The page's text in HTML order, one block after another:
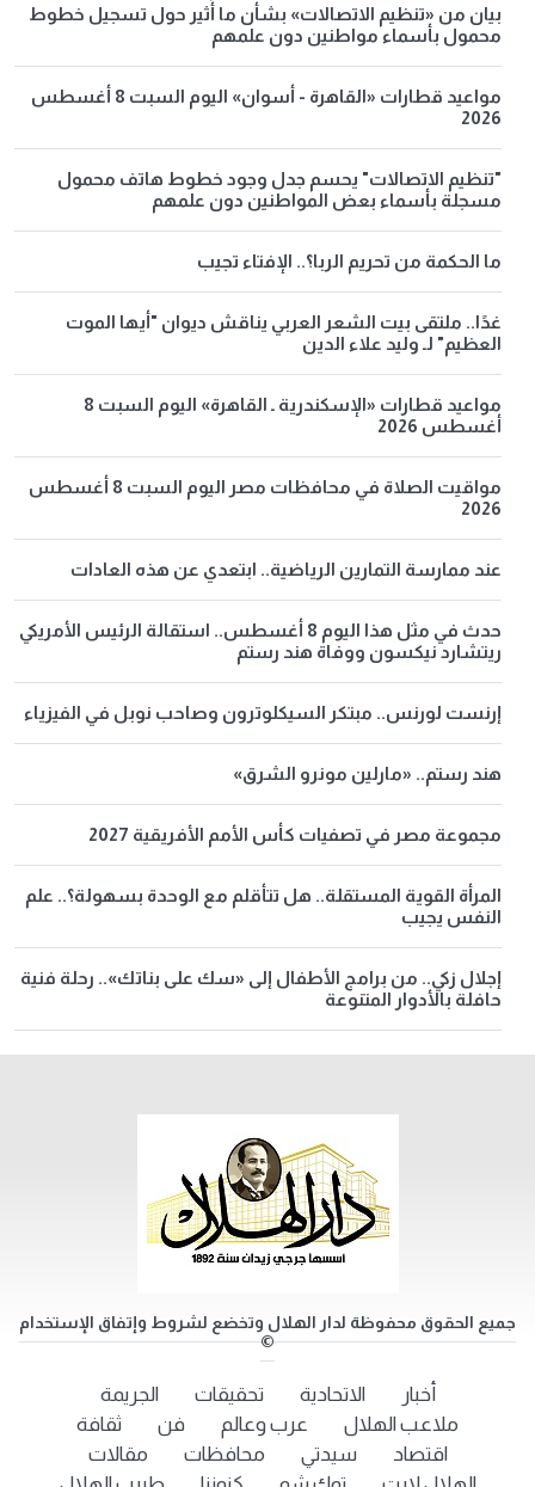
بيان من «تنظيم الاتصالات» بشأن ما أُثير حول تسجيل خطوط
محمول بأسماء مواطنين دون علمهم
مواعيد قطارات «القاهرة - أسوان» اليوم السبت 8 أغسطس
2026
"تنظيم الاتصالات" يحسم جدل وجود خطوط هاتف محمول
مسجلة بأسماء بعض المواطنين دون علمهم
ما الحكمة من تحريم الربا؟.. الإفتاء تجيب
غدًا.. ملتقى بيت الشعر العربي يناقش ديوان "أيها الموت
العظيم" لـ وليد علاء الدين
مواعيد قطارات «الإسكندرية ـ القاهرة» اليوم السبت 8
أغسطس 2026
مواقيت الصلاة في محافظات مصر اليوم السبت 8 أغسطس
2026
عند ممارسة التمارين الرياضية.. ابتعدي عن هذه العادات
حدث في مثل هذا اليوم 8 أغسطس.. استقالة الرئيس الأمريكي
ريتشارد نيكسون ووفاة هند رستم
إرنست لورنس.. مبتكر السيكلوترون وصاحب نوبل في الفيزياء
هند رستم.. «مارلين مونرو الشرق»
مجموعة مصر في تصفيات كأس الأمم الأفريقية 2027
المرأة القوية المستقلة.. هل تتأقلم مع الوحدة بسهولة؟.. علم
النفس يجيب
إجلال زكي.. من برامج الأطفال إلى «سك على بناتك».. رحلة فنية
حافلة بالأدوار المتنوعة
جميع الحقوق محفوظة لدار الهلال وتخضع لشروط وإتفاق الإستخدام
©
أخبار الاتحادية تحقيقات
الجريمة
ملاعب الهلال
عرب وعالم فن
ثقافة
اقتصاد
سيدتي محافظات
مقالات